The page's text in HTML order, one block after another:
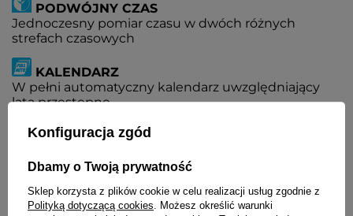
PODWÓJNY CZAS
Jednoczesny pomiar czasu w dwóch różnych
strefach czasowych
KALENDARZ
W pełni automatyczny kalendarz uwzględniający
lata przestępne
ALARM
STOPER
Stoper z dokładnością do 1/100 sekundy, zakres
Konfiguracja zgód
Dbamy o Twoją prywatność
Sklep korzysta z plików cookie w celu realizacji usług zgodnie z
Polityką dotyczącą cookies. Możesz określić warunki